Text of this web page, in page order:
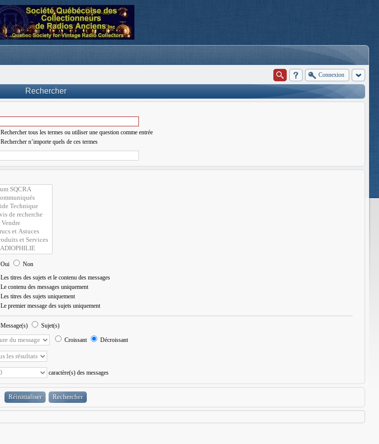
Connexion
Rechercher
Rechercher tous les termes ou utiliser une question comme entrée
Rechercher n’importe quels de ces termes
Oui
Non
Les titres des sujets et le contenu des messages
Le contenu des messages uniquement
Les titres des sujets uniquement
Le premier message des sujets uniquement
Message(s)
Sujet(s)
Croissant
Décroissant
caractère(s) des messages